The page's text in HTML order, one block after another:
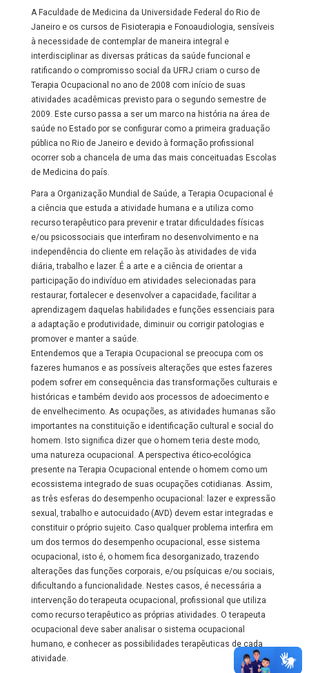
A Faculdade de Medicina da Universidade Federal do Rio de
Janeiro e os cursos de Fisioterapia e Fonoaudiologia, sensíveis
à necessidade de contemplar de maneira integral e
interdisciplinar as diversas práticas da saúde funcional e
ratificando o compromisso social da UFRJ criam o curso de
Terapia Ocupacional no ano de 2008 com início de suas
atividades acadêmicas previsto para o segundo semestre de
2009. Este curso passa a ser um marco na história na área de
saúde no Estado por se configurar como a primeira graduação
pública no Rio de Janeiro e devido à formação profissional
ocorrer sob a chancela de uma das mais conceituadas Escolas
de Medicina do país.
Para a Organização Mundial de Saúde, a Terapia Ocupacional é
a ciência que estuda a atividade humana e a utiliza como
recurso terapêutico para prevenir e tratar dificuldades físicas
e/ou psicossociais que interfiram no desenvolvimento e na
independência do cliente em relação às atividades de vida
diária, trabalho e lazer. É a arte e a ciência de orientar a
participação do indivíduo em atividades selecionadas para
restaurar, fortalecer e desenvolver a capacidade, facilitar a
aprendizagem daquelas habilidades e funções essenciais para
a adaptação e produtividade, diminuir ou corrigir patologias e
promover e manter a saúde.
Entendemos que a Terapia Ocupacional se preocupa com os
fazeres humanos e as possíveis alterações que estes fazeres
podem sofrer em consequência das transformações culturais e
históricas e também devido aos processos de adoecimento e
de envelhecimento. As ocupações, as atividades humanas são
importantes na constituição e identificação cultural e social do
homem. Isto significa dizer que o homem teria deste modo,
uma natureza ocupacional. A perspectiva ético-ecológica
presente na Terapia Ocupacional entende o homem como um
ecossistema integrado de suas ocupações cotidianas. Assim,
as três esferas do desempenho ocupacional: lazer e expressão
sexual, trabalho e autocuidado (AVD) devem estar integradas e
constituir o próprio sujeito. Caso qualquer problema interfira em
um dos termos do desempenho ocupacional, esse sistema
ocupacional, isto é, o homem fica desorganizado, trazendo
alterações das funções corporais, e/ou psíquicas e/ou sociais,
dificultando a funcionalidade. Nestes casos, é necessária a
intervenção do terapeuta ocupacional, profissional que utiliza
como recurso terapêutico as próprias atividades. O terapeuta
ocupacional deve saber analisar o sistema ocupacional
humano, e conhecer as possibilidades terapêuticas de cada
atividade.